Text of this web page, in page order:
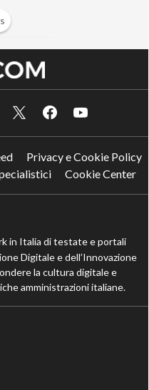
smart city
Privacy e Cookie Policy
Cookie Center
in Italia di testate e portali
Digitale e dell’Innovazione
la cultura digitale e
amministrazioni italiane.